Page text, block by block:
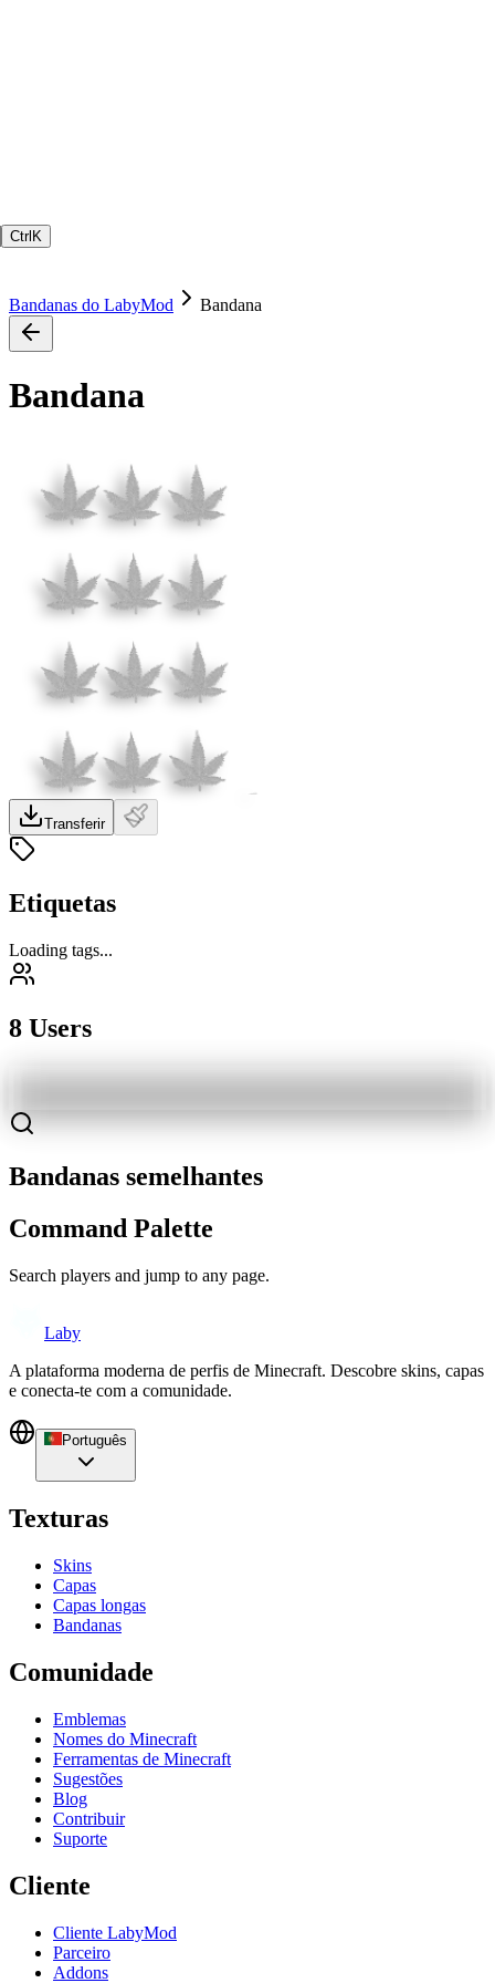
Ctrl K
Bandanas do LabyMod Bandana
Bandana
Transferir
Etiquetas
Loading tags...
8 Users
Bandanas semelhantes
Command Palette
Search players and jump to any page.
Laby
A plataforma moderna de perfis de Minecraft. Descobre skins, capas
e conecta-te com a comunidade.
Português
Texturas
Skins
Capas
Capas longas
Bandanas
Comunidade
Emblemas
Nomes do Minecraft
Ferramentas de Minecraft
Sugestões
Blog
Contribuir
Suporte
Cliente
Cliente LabyMod
Parceiro
Addons